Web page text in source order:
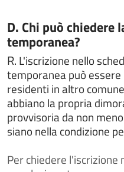
Donazione degli organi
FAQ
Gestire un'area verde
IMU - Imposta
Intrattenimenti,
Iscriversi all'albo
Iscriversi o cancellarsi
Iscriversi o cancellarsi
Categoria:
D. Chi può chiedere
temporanea?
R. L'iscrizione nello
temporanea può
residenti in altro
abbiano la propria
provvisoria da non
siano nella condizione
Perchiedere l'iscrizione